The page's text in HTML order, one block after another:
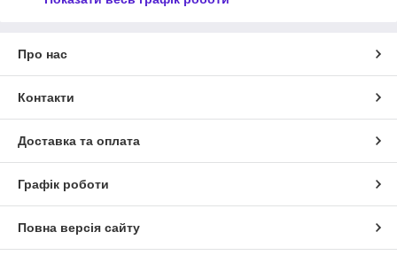
Про нас
Контакти
Доставка та оплата
Графік роботи
Повна версія сайту